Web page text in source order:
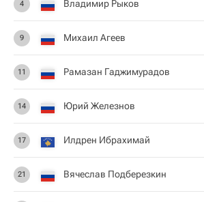
4 Владимир Рыков
9 Михаил Агеев
11 Рамазан Гаджимурадов
14 Юрий Железнов
17 Илдрен Ибрахимай
21 Вячеслав Подберезкин